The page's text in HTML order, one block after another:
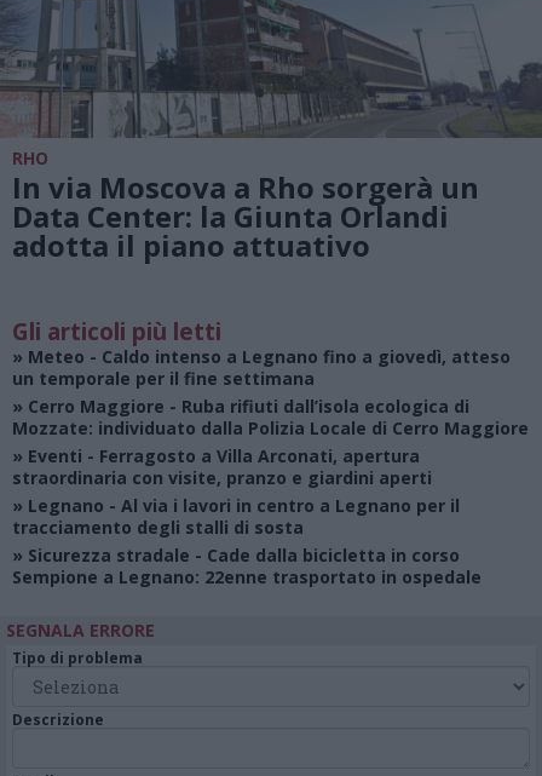
RHO
In via Moscova a Rho sorgerà un
Data Center: la Giunta Orlandi
adotta il piano attuativo
Gli articoli più letti
» Meteo - Caldo intenso a Legnano fino a giovedì, atteso
un temporale per il fine settimana
» Cerro Maggiore - Ruba rifiuti dall’isola ecologica di
Mozzate: individuato dalla Polizia Locale di Cerro Maggiore
» Eventi - Ferragosto a Villa Arconati, apertura
straordinaria con visite, pranzo e giardini aperti
» Legnano - Al via i lavori in centro a Legnano per il
tracciamento degli stalli di sosta
» Sicurezza stradale - Cade dalla bicicletta in corso
Sempione a Legnano: 22enne trasportato in ospedale
SEGNALA ERRORE
Tipo di problema
Descrizione